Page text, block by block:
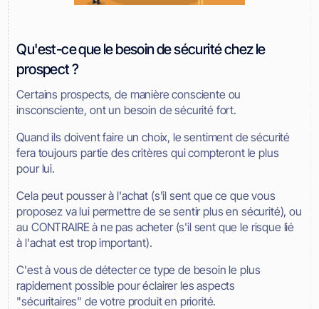
Qu'est-ce que le besoin de sécurité chez le
prospect ?
Certains prospects, de manière consciente ou
insconsciente, ont un besoin de sécurité fort.
Quand ils doivent faire un choix, le sentiment de sécurité
fera toujours partie des critères qui compteront le plus
pour lui.
Cela peut pousser à l'achat (s'il sent que ce que vous
proposez va lui permettre de se sentir plus en sécurité), ou
au CONTRAIRE à ne pas acheter (s'il sent que le risque lié
à l'achat est trop important).
C'est à vous de détecter ce type de besoin le plus
rapidement possible pour éclairer les aspects
"sécuritaires" de votre produit en priorité.